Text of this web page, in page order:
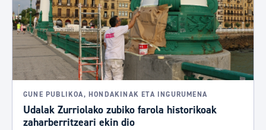
GUNE PUBLIKOA, HONDAKINAK ETA INGURUMENA
Udalak Zurriolako zubiko farola historikoak
zaharberritzeari ekin dio